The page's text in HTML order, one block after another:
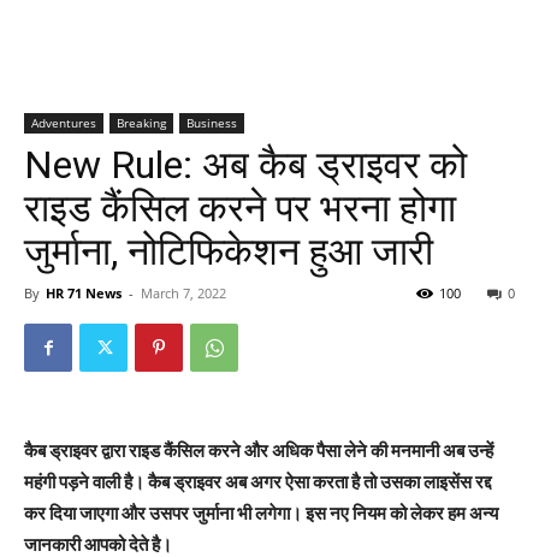
Adventures Breaking Business
New Rule: अब कैब ड्राइवर को
राइड कैंसिल करने पर भरना होगा
जुर्माना, नोटिफिकेशन हुआ जारी
By HR 71 News - March 7, 2022 0
100
कैब ड्राइवर द्वारा राइड कैंसिल करने और अधिक पैसा लेने की मनमानी अब उन्हें
महंगी पड़ने वाली है। कैब ड्राइवर अब अगर ऐसा करता है तो उसका लाइसेंस रद्द
कर दिया जाएगा और उसपर जुर्माना भी लगेगा। इस नए नियम को लेकर हम अन्य
जानकारी आपको देते है।